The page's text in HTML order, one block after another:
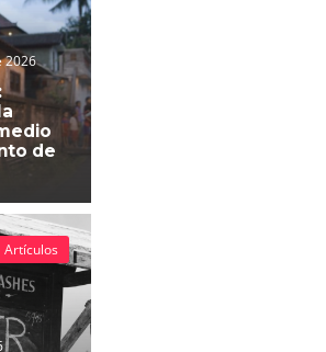
2026
de
Artículos